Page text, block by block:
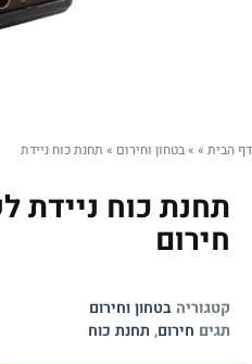
דף הבית »
»בטחון וחירום » תחנת כוח ניידת
תחנת כוח ניידת
חירום
קטגוריה בטחון וחירום
תגים חירום, תחנת כוח